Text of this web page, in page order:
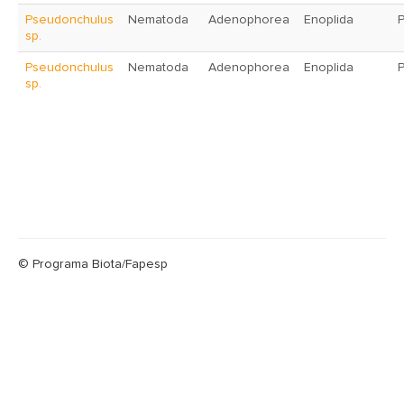
Pseudonchulus
sp.
Nematoda Adenophorea Enoplida
Pseudonchulus
sp.
Nematoda Adenophorea Enoplida
© Programa Biota/Fapesp